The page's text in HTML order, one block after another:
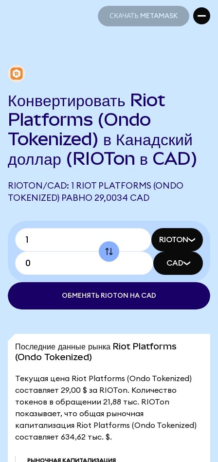
СКАЧАТЬ METAMASK
Конвертировать Riot
Platforms (Ondo
Tokenized) в Канадский
доллар (RIOTon в CAD)
RIOTON/CAD: 1 RIOT PLATFORMS (ONDO
TOKENIZED) РАВНО 29,0034 CAD
RIOTON
CAD
ОБМЕНЯТЬ RIOTON НА CAD
Последние данные рынка Riot Platforms
(Ondo Tokenized)
Текущая цена Riot Platforms (Ondo Tokenized)
составляет 29,00 $ за RIOTon. Количество
токенов в обращении 21,88 тыс. RIOTon
показывает, что общая рыночная
капитализация Riot Platforms (Ondo Tokenized)
составляет 634,62 тыс. $.
РЫНОЧНАЯ КАПИТАЛИЗАЦИЯ